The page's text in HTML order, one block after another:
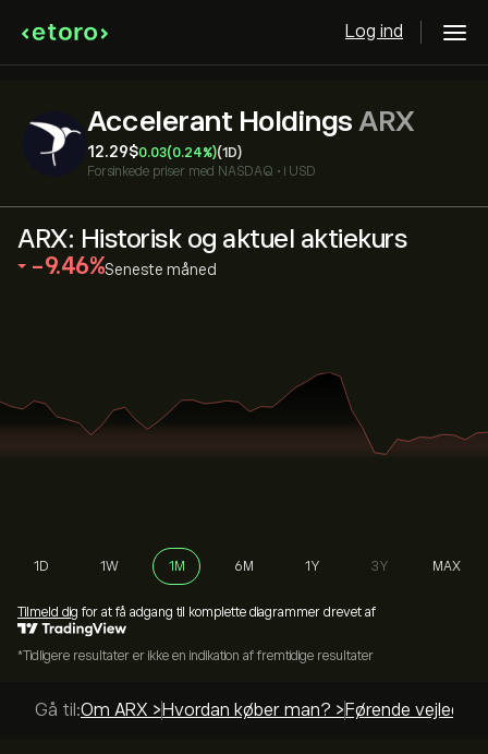
Log ind
Accelerant Holdings ARX
12.29‎$‎0.03(0.24%)(1D)
Forsinkede priser med NASDAQ • i USD
ARX: Historisk og aktuel aktiekurs
‎-9.46‎ Seneste måned
1D 1W 1M 6M 1Y 3Y MAX
Tilmeld dig for at få adgang til komplette diagrammer drevet af
*Tidligere resultater er ikke en indikation af fremtidige resultater
Gå til:Om ARX > Hvordan køber man? > Førende